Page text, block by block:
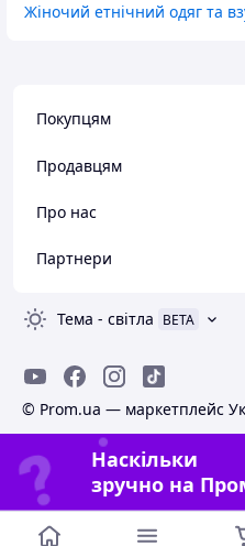
Жіночий етнічний одяг та
Покупцям
Продавцям
Про нас
Партнери
Тема - світла BETA
© Prom.ua — маркетплейс
Наскільки
зручно на